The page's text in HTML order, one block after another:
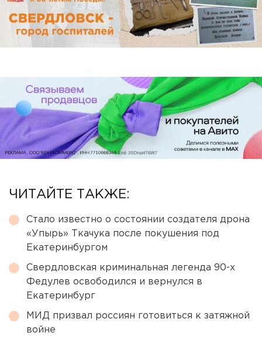
ЧИТАЙТЕ ТАКЖЕ:
Стало известно о состоянии создателя дрона
«Упырь» Ткачука после покушения под
Екатеринбургом
Свердловская криминальная легенда 90-х
Федулев освободился и вернулся в
Екатеринбург
МИД призвал россиян готовиться к затяжной
войне